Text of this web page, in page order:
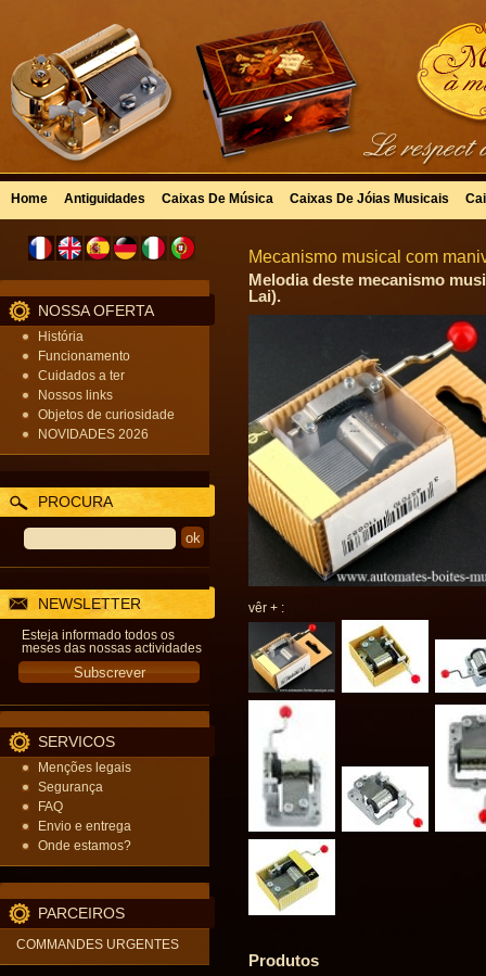
Home Antiguidades Caixas De Música Caixas De Jóias Musicais
NOSSA OFERTA
História
Funcionamento
Cuidados a ter
Nossos links
Objetos de curiosidade
NOVIDADES 2026
PROCURA
NEWSLETTER
Esteja informado todos os
meses das nossas actividades
SERVICOS
Menções legais
Segurança
FAQ
Envio e entrega
Onde estamos?
PARCEIROS
COMMANDES URGENTES
Mecanismo musical com
Melodia deste mecanismo
Lai).
vêr + :
Produtos